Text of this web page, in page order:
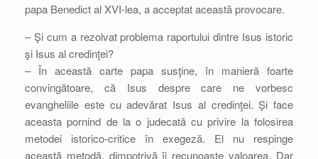
papa Benedict al XVI-lea, a acceptat această provocare.
– Şi cum a rezolvat problema raportului dintre Isus istoric
şi Isus al credinţei?
– În această carte papa susţine, în manieră foarte
convingătoare, că Isus despre care ne vorbesc
evangheliile este cu adevărat Isus al credinţei. Şi face
aceasta pornind de la o judecată cu privire la folosirea
metodei istorico-critice în exegeză. El nu respinge
această metodă, dimpotrivă îi recunoaşte valoarea. Dar